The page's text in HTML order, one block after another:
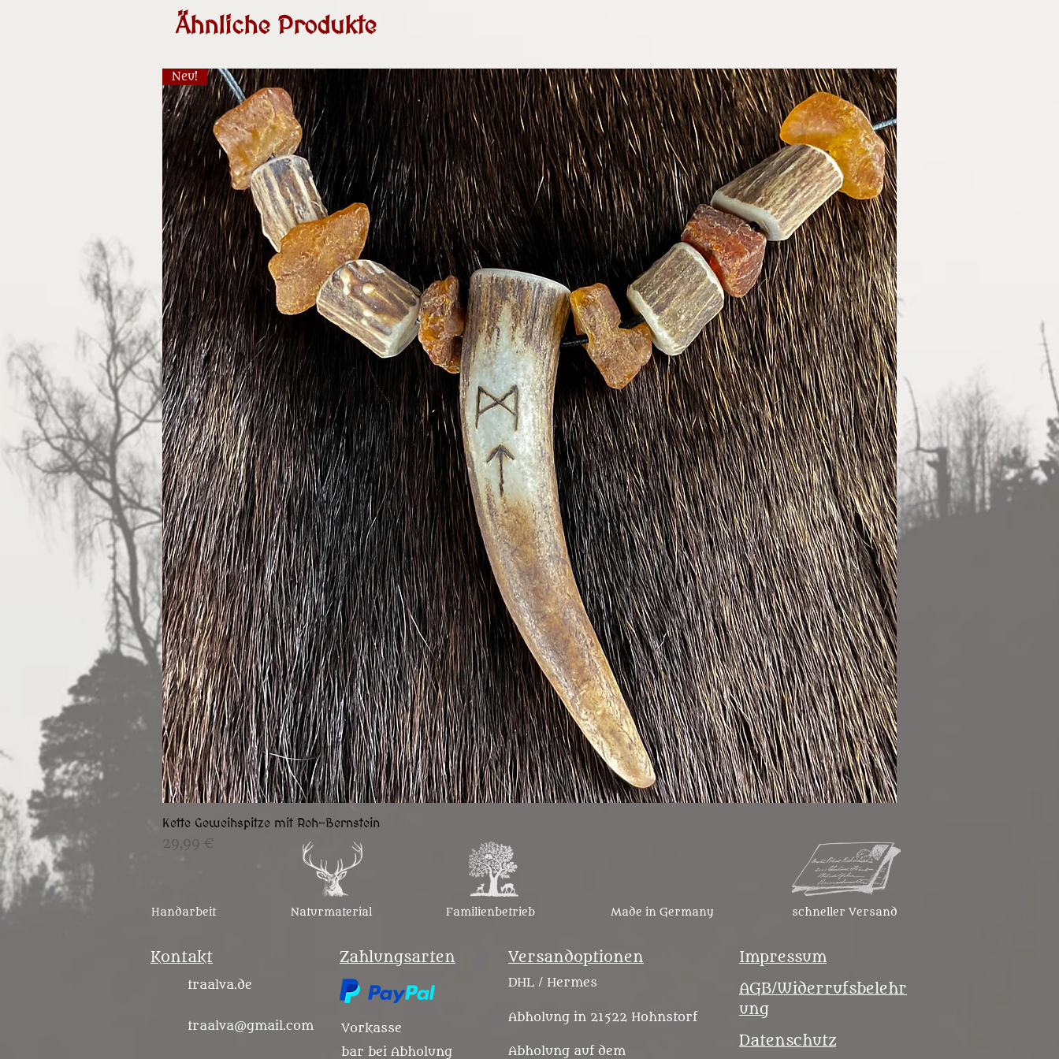
keine Umsatzsteuer und weisen diese daher
auch nicht aus.
Ähnliche Produkte
Neu!
Kette Geweihspitze mit Roh-Bernstein
Preis
29,99 € 45,99 €
Handarbeit Naturmaterial Familienbetrieb Made in Germany schneller Versand
Kontakt
traalva.de
traalva@gmail.com
Zahlungsarten
Vorkasse
bar bei Abholung
Versandoptionen
DHL / Hermes
Abholung in 21522 Hohnstorf
Abholung auf dem
Impressum
AGB/Widerrufsbelehr
ung
Datenschutz